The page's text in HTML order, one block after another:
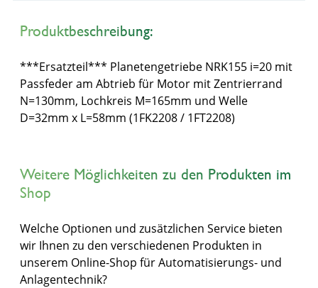
Produktbeschreibung:
***Ersatzteil*** Planetengetriebe NRK155 i=20 mit
Passfeder am Abtrieb für Motor mit Zentrierrand
N=130mm, Lochkreis M=165mm und Welle
D=32mm x L=58mm (1FK2208 / 1FT2208)
Weitere Möglichkeiten zu den Produkten im
Shop
Welche Optionen und zusätzlichen Service bieten
wir Ihnen zu den verschiedenen Produkten in
unserem Online-Shop für Automatisierungs- und
Anlagentechnik?